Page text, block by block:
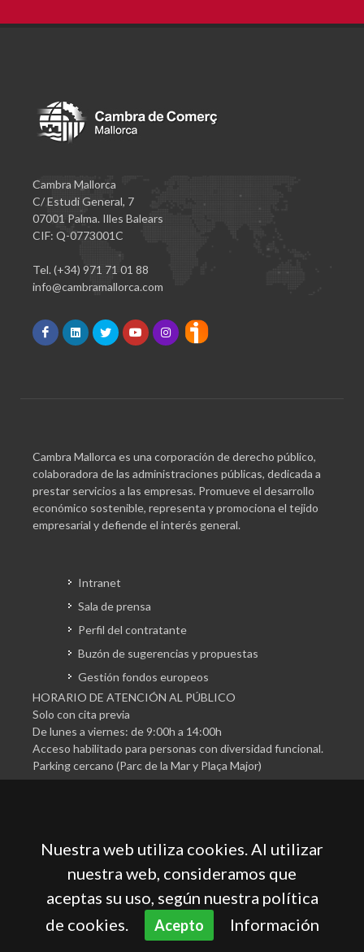
Cambra Mallorca
C/ Estudi General, 7
07001 Palma. Illes Balears
CIF: Q-0773001C
Tel. (+34) 971 71 01 88
info@cambramallorca.com
Cambra Mallorca es una corporación de derecho público,
colaboradora de las administraciones públicas, dedicada a
prestar servicios a las empresas. Promueve el desarrollo
económico sostenible, representa y promociona el tejido
empresarial y defiende el interés general.
Intranet
Sala de prensa
Perfil del contratante
Buzón de sugerencias y propuestas
Gestión fondos europeos
HORARIO DE ATENCIÓN AL PÚBLICO
Solo con cita previa
De lunes a viernes: de 9:00h a 14:00h
Acceso habilitado para personas con diversidad funcional.
Parking cercano (Parc de la Mar y Plaça Major)
Cámara Oficial de Comercio, Industria, Servicios y
Navegación de Mallorca
Política de privacidad
Nuestra web utiliza cookies. Al utilizar
nuestra web, consideramos que
aceptas su uso, según nuestra política
de cookies.
Acepto Información